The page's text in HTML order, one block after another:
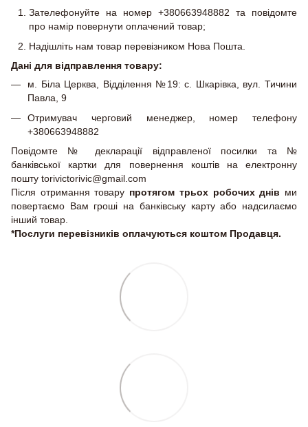
Зателефонуйте на номер +380663948882 та повідомте
про намір повернути оплачений товар;
Надішліть нам товар перевізником Нова Пошта.
Дані для відправлення товару:
м. Біла Церква, Відділення №19: с. Шкарівка, вул. Тичини
Павла, 9
Отримувач черговий менеджер, номер телефону
+380663948882
Повідомте № декларації відправленої посилки та №
банківської картки для повернення коштів на електронну
пошту torivictorivic@gmail.com
Після отримання товару протягом трьох робочих днів ми
повертаємо Вам гроші на банківську карту або надсилаємо
інший товар.
*Послуги перевізників оплачуються коштом Продавця.